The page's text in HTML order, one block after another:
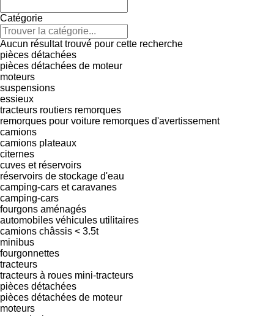
Catégorie
Aucun résultat trouvé pour cette recherche
pièces détachées
pièces détachées de moteur
moteurs
suspensions
essieux
tracteurs routiers remorques
remorques pour voiture remorques d'avertissement
camions
camions plateaux
citernes
cuves et réservoirs
réservoirs de stockage d'eau
camping-cars et caravanes
camping-cars
fourgons aménagés
automobiles véhicules utilitaires
camions châssis < 3.5t
minibus
fourgonnettes
tracteurs
tracteurs à roues mini-tracteurs
pièces détachées
pièces détachées de moteur
moteurs